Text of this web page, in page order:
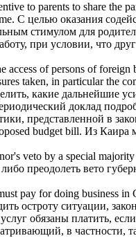
to parents to share the
С целью оказания
стимулом для
при условии, что
of persons of
taken, in particular the
какие дальнейшие
доклад
представленной в
budget bill. Из Каира
veto by a special
преодолеть вето
pay for doing business in
остроту ситуации,
обязаны платить, если
в частности,